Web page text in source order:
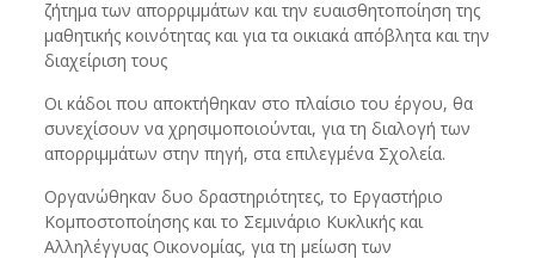
ζήτημα των απορριμμάτων και την ευαισθητοποίηση της
μαθητικής κοινότητας και για τα οικιακά απόβλητα και την
διαχείριση τους
Οι κάδοι που αποκτήθηκαν στο πλαίσιο του έργου, θα
συνεχίσουν να χρησιμοποιούνται, για τη διαλογή των
απορριμμάτων στην πηγή, στα επιλεγμένα Σχολεία.
Οργανώθηκαν δυο δραστηριότητες, το Εργαστήριο
Κομποστοποίησης και το Σεμινάριο Κυκλικής και
Αλληλέγγυας Οικονομίας, για τη μείωση των